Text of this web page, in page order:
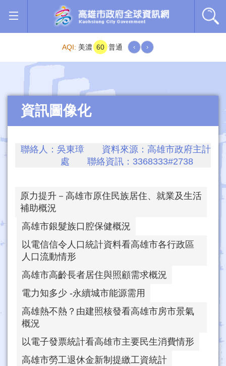
跳到主要內容區塊
AQI: 美濃 60 普通 ‹ ›
資訊圖像化
聯絡人：吳東璋 資料來源：高雄市政府主計
處 聯絡資訊：3368333#2738
原力提升－高雄市原住民族居住、就業及生活
補助概況
高雄市銀髮族口腔保健概況
以電信信令人口統計資料看高雄市各行政區
人口流動情形
高雄市高齡長者居住與照顧需求概況
電力知多少 -永續城市能源需用
高雄熱不熱？由建照核發看高雄市房市景氣
概況
以電子發票統計看高雄市主要民生消費情形
高雄市勞工退休金新制提繳工資統計